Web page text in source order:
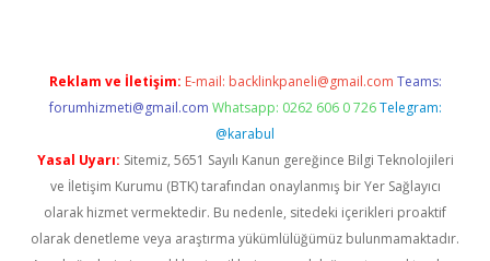
Reklam ve İletişim: E-mail: backlinkpaneli@gmail.com Teams:
forumhizmeti@gmail.com Whatsapp: 0262 606 0 726 Telegram:
@karabul
Yasal Uyarı: Sitemiz, 5651 Sayılı Kanun gereğince Bilgi Teknolojileri
ve İletişim Kurumu (BTK) tarafından onaylanmış bir Yer Sağlayıcı
olarak hizmet vermektedir. Bu nedenle, sitedeki içerikleri proaktif
olarak denetleme veya araştırma yükümlülüğümüz bulunmamaktadır.